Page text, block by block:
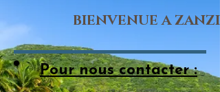
BIENVENUE A
Pour nous contacter :